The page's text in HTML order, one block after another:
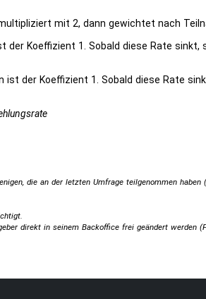
mit 2, dann gewichtet nach
der Koeffizient 1. Sobald diese Rate
der Koeffizient 1. Sobald diese Rate
die an der letzten Umfrage teilgenommen
direkt in seinem Backoffice frei geändert werden (